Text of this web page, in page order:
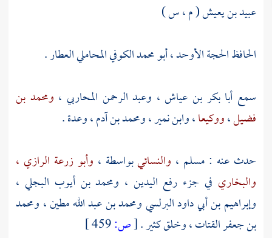
عبيد بن يعيش ( م ، س )
الحافظ الحجة الأوحد ، أبو محمد الكوفي المحاملي العطار .
سمع أبا بكر بن عياش ، وعبد الرحمن المحاربي ، ومحمد بن
فضيل،ووكيعا،وابن نمير،ومحمد بن آدم، وعدة .
حدث عنه : مسلم ، والنسائيبواسطة ، وأبو زرعة الرازي ،
والبخاري في جزء رفع اليدين ، ومحمد بن أيوب البجلي ،
وإبراهيم بن أبي داود البرلسيومحمد بن عبد الله مطين، ومحمد
بن جعفر القتات، وخلق كثير .[ص: